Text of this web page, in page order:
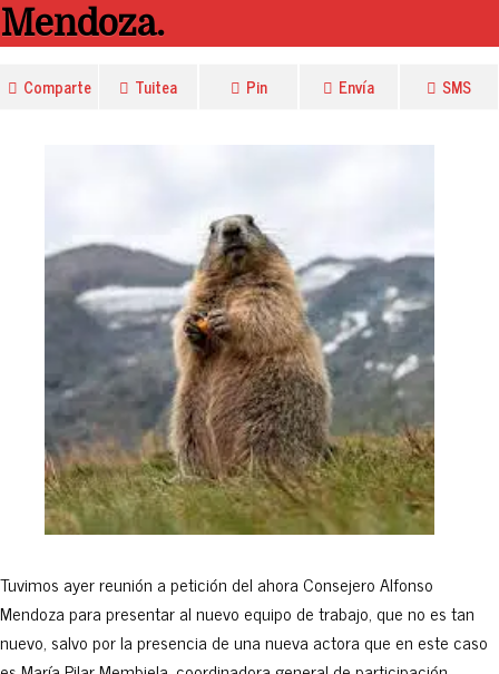
Mendoza.
Comparte Tuitea Pin Envía SMS
Tuvimos ayer reunión a petición del ahora Consejero Alfonso
Mendoza para presentar al nuevo equipo de trabajo, que no es tan
nuevo, salvo por la presencia de una nueva actora que en este caso